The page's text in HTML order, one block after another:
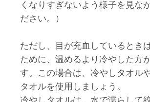
くなりすぎないよう様子を見な
ださい。）
ただし、目が充血しているとき
ために、温めるより冷やした方
す。この場合は、冷やしタオル
タオルを使用しましょう。
冷やしタオルは、水で濡らして